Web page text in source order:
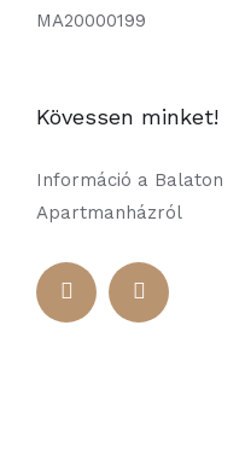
MA20000199
Kövessen minket!
Információ a Balaton
Apartmanházról